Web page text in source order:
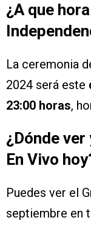
¿A que
La ceremonia
2024 será este
23:00 horas,
¿Dónde ver
En Vivo
Puedes ver el
septiembre en